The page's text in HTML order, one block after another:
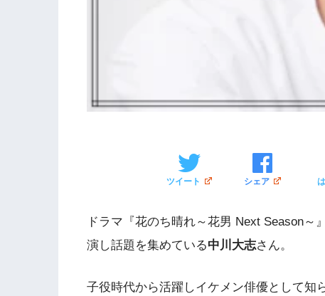
ツイート シェア
ドラマ『花のち晴れ～花男 Next Season
演し話題を集めている中川大志さん。
子役時代から活躍しイケメン俳優として知